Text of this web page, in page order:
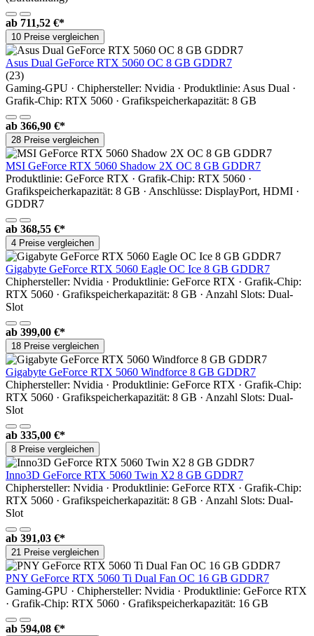
ab 711,52 €*
10 Preise vergleichen
Asus Dual GeForce RTX 5060 OC 8 GB GDDR7
(23)
Gaming-GPU · Chiphersteller: Nvidia · Produktlinie: Asus Dual ·
Grafik-Chip: RTX 5060 · Grafikspeicherkapazität: 8 GB
ab 366,90 €*
28 Preise vergleichen
MSI GeForce RTX 5060 Shadow 2X OC 8 GB GDDR7
Produktlinie: GeForce RTX · Grafik-Chip: RTX 5060 ·
Grafikspeicherkapazität: 8 GB · Anschlüsse: DisplayPort, HDMI ·
GDDR7
ab 368,55 €*
4 Preise vergleichen
Gigabyte GeForce RTX 5060 Eagle OC Ice 8 GB GDDR7
Chiphersteller: Nvidia · Produktlinie: GeForce RTX · Grafik-Chip:
RTX 5060 · Grafikspeicherkapazität: 8 GB · Anzahl Slots: Dual-
Slot
ab 399,00 €*
18 Preise vergleichen
Gigabyte GeForce RTX 5060 Windforce 8 GB GDDR7
Chiphersteller: Nvidia · Produktlinie: GeForce RTX · Grafik-Chip:
RTX 5060 · Grafikspeicherkapazität: 8 GB · Anzahl Slots: Dual-
Slot
ab 335,00 €*
8 Preise vergleichen
Inno3D GeForce RTX 5060 Twin X2 8 GB GDDR7
Chiphersteller: Nvidia · Produktlinie: GeForce RTX · Grafik-Chip:
RTX 5060 · Grafikspeicherkapazität: 8 GB · Anzahl Slots: Dual-
Slot
ab 391,03 €*
21 Preise vergleichen
PNY GeForce RTX 5060 Ti Dual Fan OC 16 GB GDDR7
Gaming-GPU · Chiphersteller: Nvidia · Produktlinie: GeForce RTX
· Grafik-Chip: RTX 5060 · Grafikspeicherkapazität: 16 GB
ab 594,08 €*